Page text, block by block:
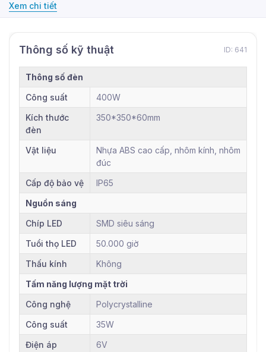
Xem chi tiết
Thông số kỹ thuật ID: 641
Thông số đèn
Công suất
400W
Kích thước
đèn
350*350*60mm
Vật liệu
Nhựa ABS cao cấp, nhôm kính, nhôm
đúc
Cấp độ bảo vệ
IP65
Nguồn sáng
Chíp LED
SMD siêu sáng
Tuổi thọ LED
50.000 giờ
Thấu kính
Không
Tấm năng lượng mặt trời
Công nghệ
Polycrystalline
Công suất
35W
Điện áp
6V